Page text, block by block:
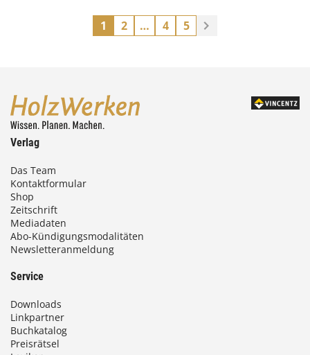
1 2 … 4 5
Verlag
Das Team
Kontaktformular
Shop
Zeitschrift
Mediadaten
Abo-Kündigungsmodalitäten
Newsletteranmeldung
Service
Downloads
Linkpartner
Buchkatalog
Preisrätsel